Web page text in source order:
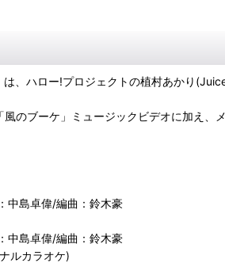
、ハロー!プロジェクトの植村あかり
風のブーケ」ミュージックビデオに加え、
中島卓偉/編曲：鈴木豪
中島卓偉/編曲：鈴木豪
ルカラオケ)